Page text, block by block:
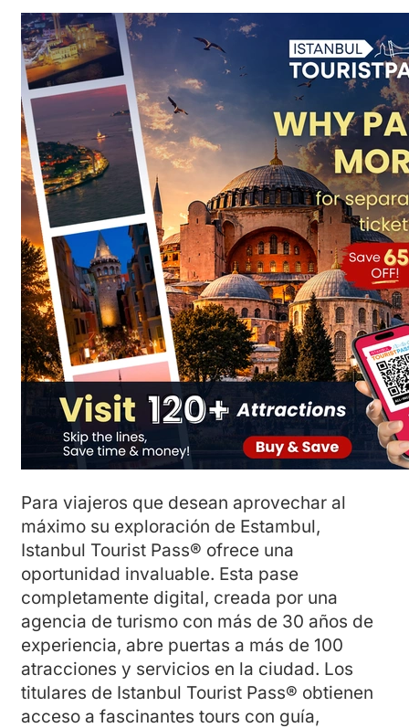
Para viajeros que desean aprovechar al
máximo su exploración de Estambul,
Istanbul Tourist Pass® ofrece una
oportunidad invaluable. Esta pase
completamente digital, creada por una
agencia de turismo con más de 30 años de
experiencia, abre puertas a más de 100
atracciones y servicios en la ciudad. Los
titulares de Istanbul Tourist Pass® obtienen
acceso a fascinantes tours con guía,